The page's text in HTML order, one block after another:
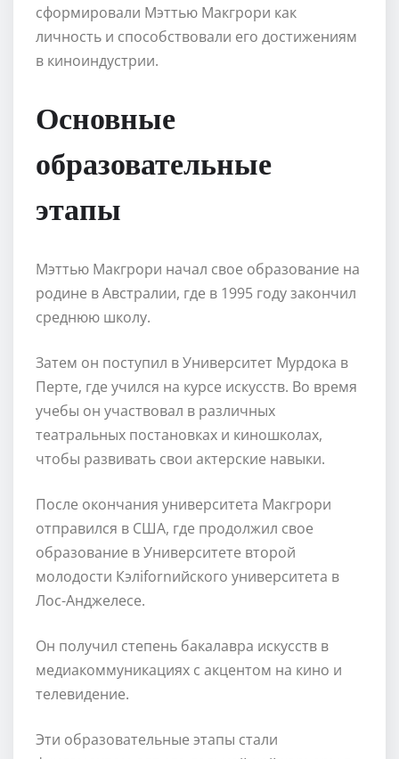
сформировали Мэттью Макгрори как
личность и способствовали его достижениям
в киноиндустрии.
Основные
образовательные
этапы
Мэттью Макгрори начал свое образование на
родине в Австралии, где в 1995 году закончил
среднюю школу.
Затем он поступил в Университет Мурдока в
Перте, где учился на курсе искусств. Во время
учебы он участвовал в различных
театральных постановках и киношколах,
чтобы развивать свои актерские навыки.
После окончания университета Макгрори
отправился в США, где продолжил свое
образование в Университете второй
молодости Кэлifornийского университета в
Лос-Анджелесе.
Он получил степень бакалавра искусств в
медиакоммуникациях с акцентом на кино и
телевидение.
Эти образовательные этапы стали